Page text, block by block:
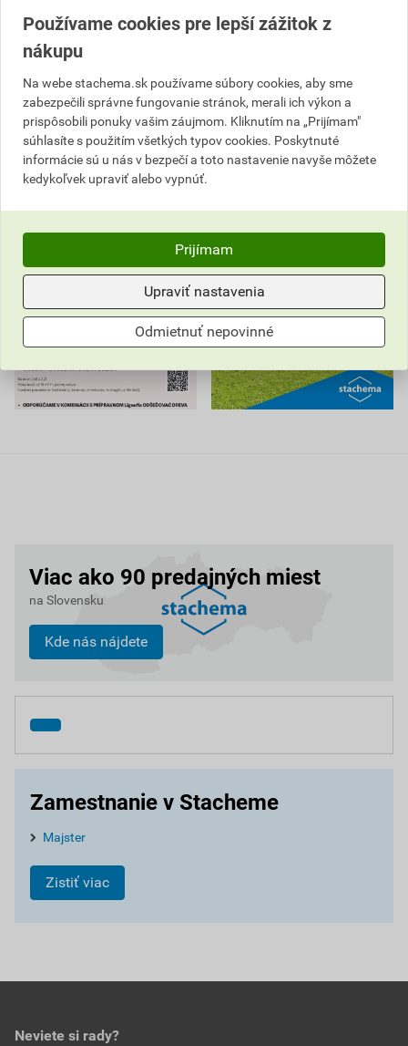
VYBRALI SME PRE VÁS
Viac ako 90 predajných miest
na Slovensku
Kde nás nájdete
Zamestnanie v Stacheme
Majster
Zistiť viac
Neviete si rady?
Používame cookies pre lepší zážitok z
nákupu
Na webe stachema.sk používame súbory cookies, aby sme
zabezpečili správne fungovanie stránok, merali ich výkon a
prispôsobili ponuky vašim záujmom. Kliknutím na „Prijímam"
súhlasíte s použitím všetkých typov cookies. Poskytnuté
informácie sú u nás v bezpečí a toto nastavenie navyše môžete
kedykoľvek upraviť alebo vypnúť.
Prijímam
Upraviť nastavenia
Odmietnuť nepovinné